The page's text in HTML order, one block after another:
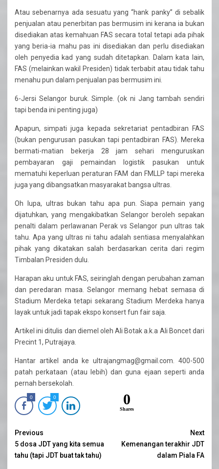
Atau sebenarnya ada sesuatu yang “hank panky” di sebalik
penjualan atau penerbitan pas bermusim ini kerana ia bukan
disediakan atas kemahuan FAS secara total tetapi ada pihak
yang beria-ia mahu pas ini disediakan dan perlu disediakan
oleh penyedia kad yang sudah ditetapkan. Dalam kata lain,
FAS (melainkan wakil Presiden) tidak terbabit atau tidak tahu
menahu pun dalam penjualan pas bermusim ini.
6-Jersi Selangor buruk. Simple. (ok ni Jang tambah sendiri
tapi benda ini penting juga)
Apapun, simpati juga kepada sekretariat pentadbiran FAS
(bukan pengurusan pasukan tapi pentadbiran FAS). Mereka
bermati-matian bekerja 28 jam sehari menguruskan
pembayaran gaji pemaindan logistik pasukan untuk
mematuhi keperluan peraturan FAM dan FMLLP tapi mereka
juga yang dibangsatkan masyarakat bangsa ultras.
Oh lupa, ultras bukan tahu apa pun. Siapa pemain yang
dijatuhkan, yang mengakibatkan Selangor beroleh sepakan
penalti dalam perlawanan Perak vs Selangor pun ultras tak
tahu. Apa yang ultras ni tahu adalah sentiasa menyalahkan
pihak yang dikatakan salah berdasarkan cerita dari regim
Timbalan Presiden dulu.
Harapan aku untuk FAS, seiringlah dengan perubahan zaman
dan peredaran masa. Selangor memang hebat semasa di
Stadium Merdeka tetapi sekarang Stadium Merdeka hanya
layak untuk jadi tapak ekspo konsert fun fair saja.
Artikel ini ditulis dan diemel oleh Ali Botak a.k.a Ali Boncet dari
Precint 1, Putrajaya.
Hantar artikel anda ke ultrajangmag@gmail.com. 400-500
patah perkataan (atau lebih) dan guna ejaan seperti anda
pernah bersekolah.
0 0 0
Shares
Continue
Reading
Previous
5 dosa JDT yang kita semua
tahu (tapi JDT buat tak tahu)
Next
Kemenangan terakhir JDT
dalam Piala FA